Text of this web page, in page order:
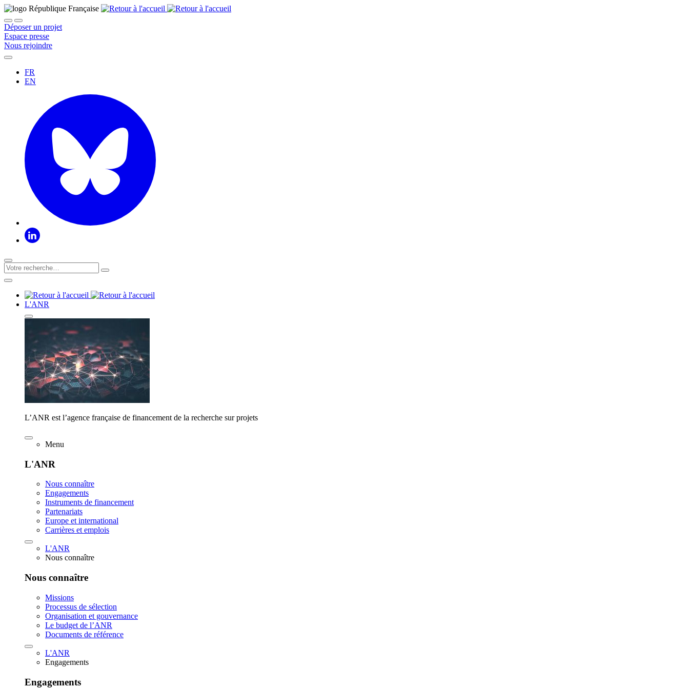
Déposer un projet
Espace presse
Nous rejoindre
FR
EN
L'ANR
L’ANR est l’agence française de financement de la recherche sur projets
Menu
L'ANR
Nous connaître
Engagements
Instruments de financement
Partenariats
Europe et international
Carrières et emplois
L'ANR
Nous connaître
Nous connaître
Missions
Processus de sélection
Organisation et gouvernance
Le budget de l’ANR
Documents de référence
L'ANR
Engagements
Engagements